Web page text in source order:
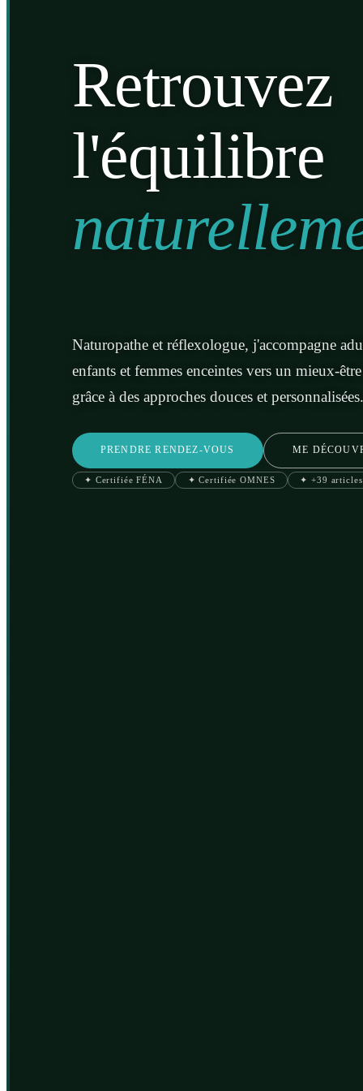
Retrouvez
l'équilibre
Naturopathe et réflexologue, j'accompagne
enfants et femmes enceintes vers un mieux-
grâce à des approches douces et personnalisées.
PRENDRE RENDEZ-VOUS ME
✦ Certifiée FÉNA ✦ Certifiée OMNES ✦ +39 articles